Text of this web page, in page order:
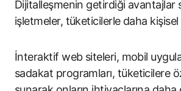
Dijitalleşmenin getirdiği avantajlar
işletmeler, tüketicilerle daha
İnteraktif web siteleri, mobil
sadakat programları, tüketicilere